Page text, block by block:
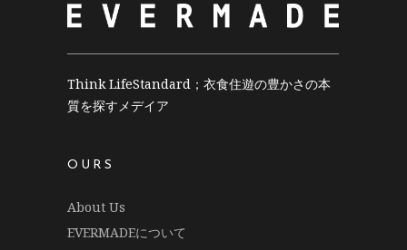
Think LifeStandard；衣食住遊の豊かさの本
質を探すメデイア
OURS
About Us
EVERMADEについて